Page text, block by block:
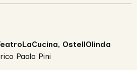
OstellOlinda
Paolo Pini